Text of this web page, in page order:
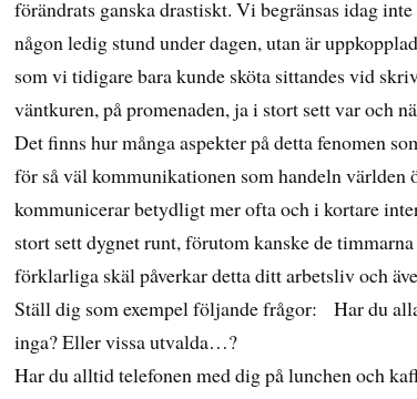
förändrats ganska drastiskt. Vi begränsas idag
någon ledig stund under dagen, utan är
som vi tidigare bara kunde sköta sittandes vid
väntkuren, på promenaden, ja i stort sett var och
Det finns hur många aspekter på detta fenomen
för så väl kommunikationen som handeln världen
kommunicerar betydligt mer ofta och i kortare
stort sett dygnet runt, förutom kanske de
förklarliga skäl påverkar detta ditt arbetsliv och
Ställ dig som exempel följande frågor: Har du
inga? Eller vissa utvalda…?
Har du alltid telefonen med dig på lunchen och